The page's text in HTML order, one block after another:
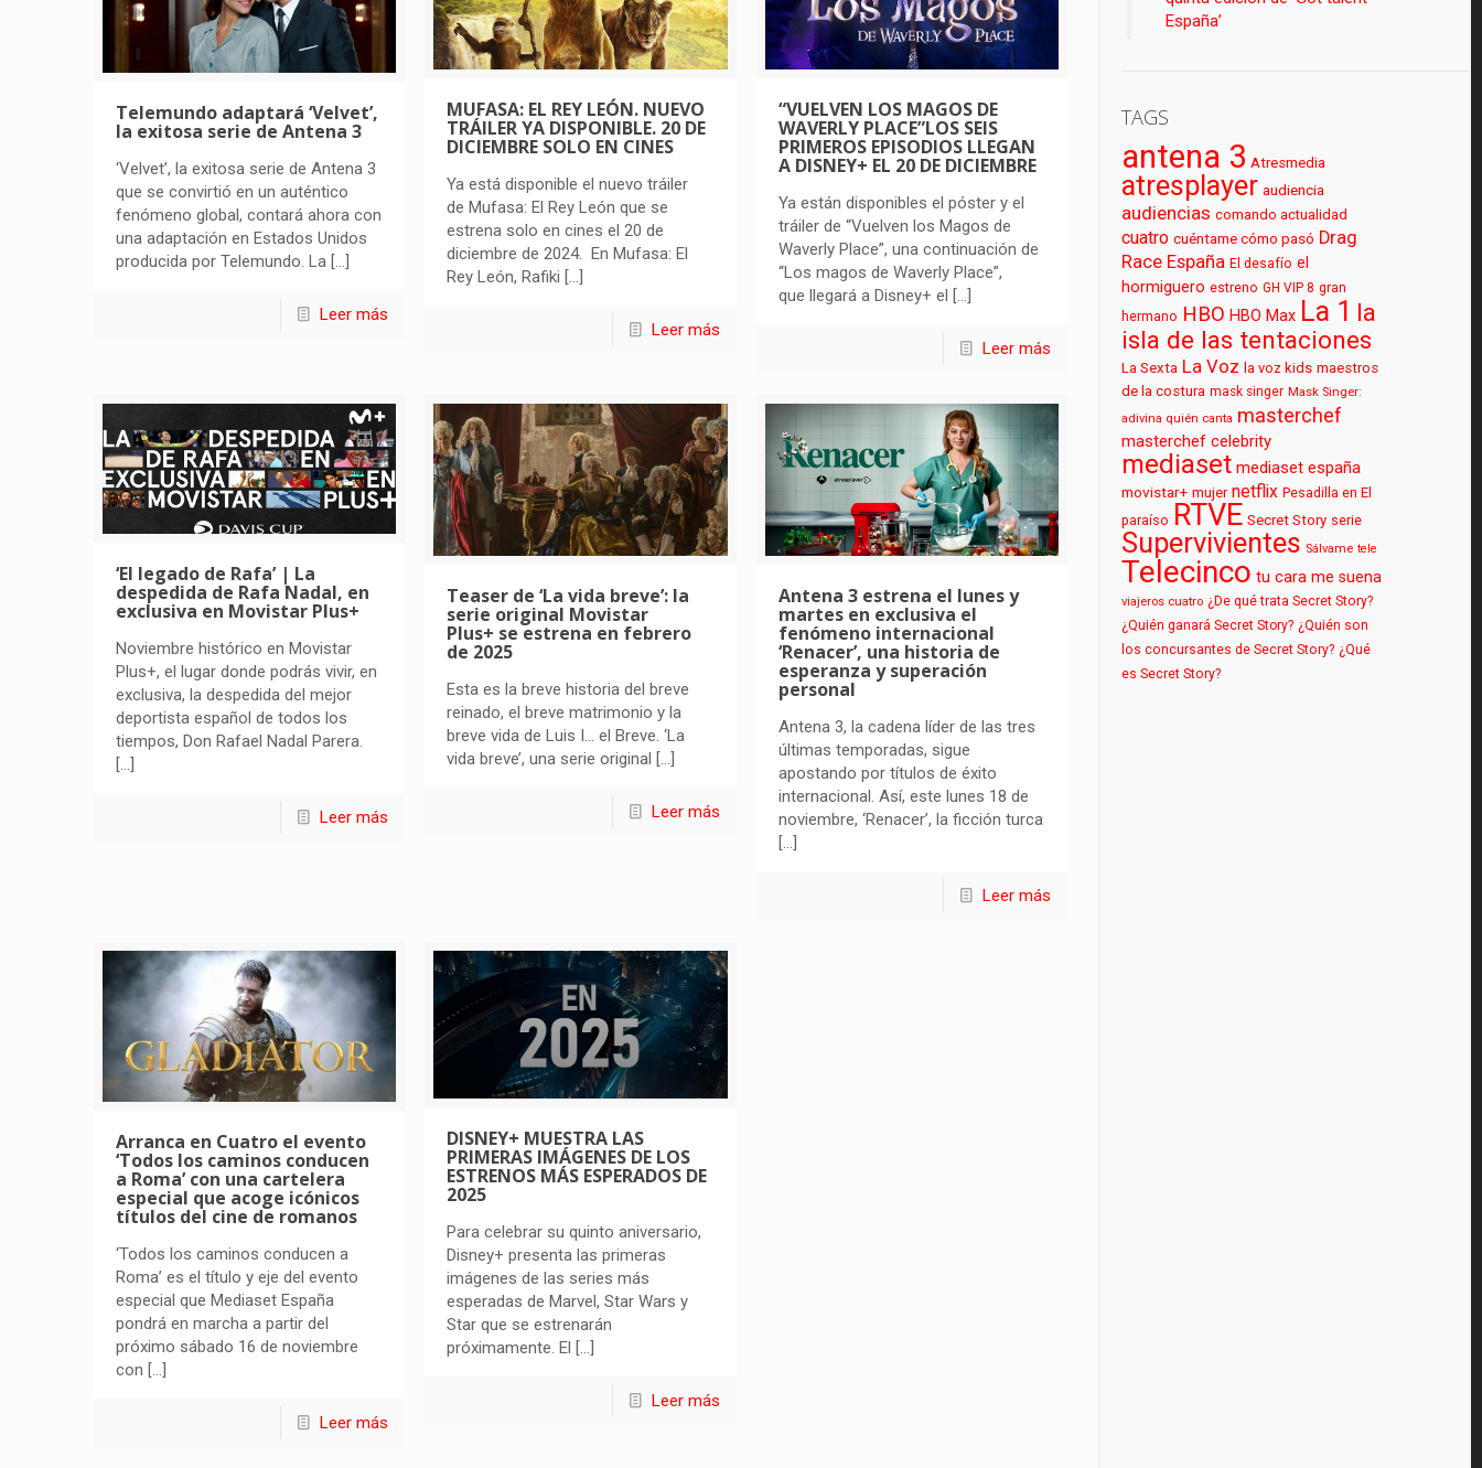
Telemundo adaptará ‘Velvet’,
la exitosa serie de Antena 3
‘Velvet’, la exitosa serie de Antena 3
que se convirtió en un auténtico
fenómeno global, contará ahora con
una adaptación en Estados Unidos
producida por Telemundo. La […]
Leer más
MUFASA: EL REY LEÓN. NUEVO
TRÁILER YA DISPONIBLE. 20 DE
DICIEMBRE SOLO EN CINES
Ya está disponible el nuevo tráiler
de Mufasa: El Rey León que se
estrena solo en cines el 20 de
diciembre de 2024. En Mufasa: El
Rey León, Rafiki […]
Leer más
“VUELVEN LOS MAGOS DE
WAVERLY PLACE”LOS SEIS
PRIMEROS EPISODIOS LLEGAN
A DISNEY+ EL 20 DE DICIEMBRE
Ya están disponibles el póster y el
tráiler de “Vuelven los Magos de
Waverly Place”, una continuación de
“Los magos de Waverly Place”,
que llegará a Disney+ el […]
Leer más
‘El legado de Rafa’ | La
despedida de Rafa Nadal, en
exclusiva en Movistar Plus+
Noviembre histórico en Movistar
Plus+, el lugar donde podrás vivir, en
exclusiva, la despedida del mejor
deportista español de todos los
tiempos, Don Rafael Nadal Parera.
[…]
Leer más
Teaser de ‘La vida breve’: la
serie original Movistar
Plus+ se estrena en febrero
de 2025
Esta es la breve historia del breve
reinado, el breve matrimonio y la
breve vida de Luis I… el Breve. ‘La
vida breve’, una serie original […]
Leer más
Antena 3 estrena el lunes y
martes en exclusiva el
fenómeno internacional
‘Renacer’, una historia de
esperanza y superación
personal
Antena 3, la cadena líder de las tres
últimas temporadas, sigue
apostando por títulos de éxito
internacional. Así, este lunes 18 de
noviembre, ‘Renacer’, la ficción turca
[…]
Leer más
Arranca en Cuatro el evento
‘Todos los caminos conducen
a Roma’ con una cartelera
especial que acoge icónicos
títulos del cine de romanos
‘Todos los caminos conducen a
Roma’ es el título y eje del evento
especial que Mediaset España
pondrá en marcha a partir del
próximo sábado 16 de noviembre
con […]
Leer más
DISNEY+ MUESTRA LAS
PRIMERAS IMÁGENES DE LOS
ESTRENOS MÁS ESPERADOS DE
2025
Para celebrar su quinto aniversario,
Disney+ presenta las primeras
imágenes de las series más
esperadas de Marvel, Star Wars y
Star que se estrenarán
próximamente. El
[…]
Leer más
España’
TAGS
antena 3 Atresmedia
atresplayer audiencia
audiencias comando actualidad
cuatro cuéntame cómo pasó Drag
Race España El desafío el
hormiguero estreno GH VIP 8 gran
hermano HBO HBO Max La 1 la
isla de las tentaciones
La Sexta La Voz la voz kids maestros
de la costura mask singer Mask Singer:
adivina quién canta masterchef
masterchef celebrity
mediaset mediaset españa
movistar+ mujer netflix Pesadilla en El
paraíso RTVE Secret Story serie
Supervivientes Sálvame tele
Telecinco tu cara me suena
viajeros cuatro ¿De qué trata Secret Story?
¿Quién ganará Secret Story? ¿Quién son
los concursantes de Secret Story? ¿Qué
es Secret Story?